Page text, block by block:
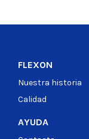
FLEXON
Nuestra historia
Calidad
AYUDA